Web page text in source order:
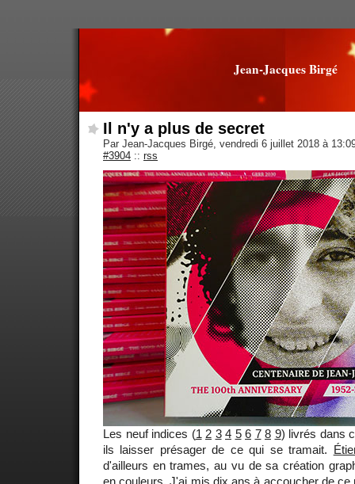
Jean-Jacques Birgé
Il n'y a plus de secret
Par Jean-Jacques Birgé, vendredi 6 juillet 2018 à
#3904 :: rss
Les neuf indices (1 2 3 4 5 6 7 8 9) livrés dans
ils laisser présager de ce qui se tramait.
d'ailleurs en trames, au vu de sa création
en couleurs. J'ai mis dix ans à accoucher de ce